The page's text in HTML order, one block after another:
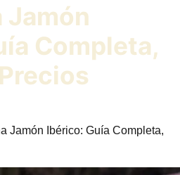
Jamón
Completa,
Jamón Ibérico: Guía Completa,